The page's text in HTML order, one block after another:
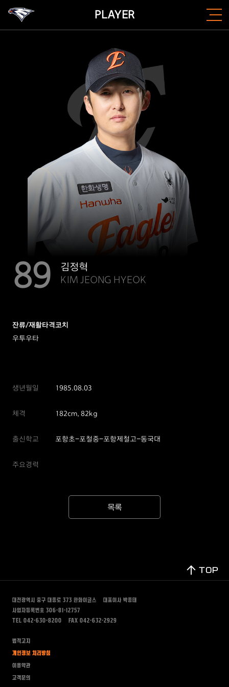
PLAYER
89
김정혁
KIM JEONG HYEOK
잔류/재활타격코치
우투우타
생년월일 1985.08.03
체격 182cm, 82kg
출신학교 포항초-포철중-포항제철고-동국대
주요경력
목록
TOP
대전광역시 중구 대종로 373 한화이글스
대표이사 박종태
사업자등록번호 306-81-12757
TEL 042-630-8200
FAX 042-632-2929
법적고지
개인정보 처리방침
이용약관
고객문의